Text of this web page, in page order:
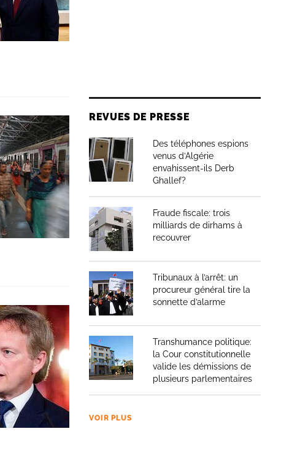
REVUES DE PRESSE
Des téléphones espions
venus d’Algérie
envahissent-ils Derb
Ghallef?
Fraude fiscale: trois
milliards de dirhams à
recouvrer
Tribunaux à l’arrêt: un
procureur général tire la
sonnette d’alarme
Transhumance politique:
la Cour constitutionnelle
valide les démissions de
plusieurs parlementaires
VOIR PLUS